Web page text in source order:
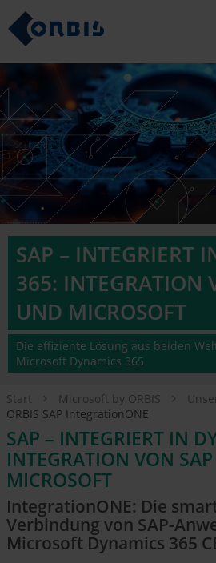
SAP – INTEGRIERT
365: INTEGRATION
UND MICROSOFT
Die effiziente Lösung aus beiden
Microsoft Dynamics 365
Start Microsoft by ORBIS
ORBIS SAP IntegrationONE
SAP – INTEGRIERT IN
INTEGRATION VON
MICROSOFT
IntegrationONE: Die
Verbindung von SAP-
Microsoft Dynamics 365